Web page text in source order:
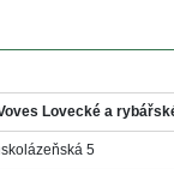
Lovecké a
5